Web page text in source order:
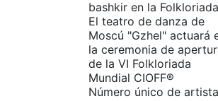
bashkir en la Folkloriada
El teatro de danza de
Moscú "Gzhel" actuará
la ceremonia de
de la VI Folkloriada
Mundial CIOFF®
Número único de